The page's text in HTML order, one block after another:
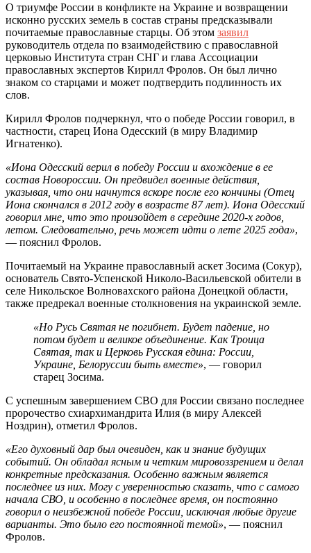
О триумфе России в конфликте на Украине и возвращении
исконно русских земель в состав страны предсказывали
почитаемые православные старцы. Об этом заявил
руководитель отдела по взаимодействию с православной
церковью Института стран СНГ и глава Ассоциации
православных экспертов Кирилл Фролов. Он был лично
знаком со старцами и может подтвердить подлинность их
слов.
Кирилл Фролов подчеркнул, что о победе России говорил, в
частности, старец Иона Одесский (в миру Владимир
Игнатенко).
«Иона Одесский верил в победу России и вхождение в ее
состав Новороссии. Он предвидел военные действия,
указывая, что они начнутся вскоре после его кончины (Отец
Иона скончался в 2012 году в возрасте 87 лет). Иона Одесский
говорил мне, что это произойдет в середине 2020-х годов,
летом. Следовательно, речь может идти о лете 2025 года»,
— пояснил Фролов.
Почитаемый на Украине православный аскет Зосима (Сокур),
основатель Свято-Успенской Николо-Васильевской обители в
селе Никольское Волновахского района Донецкой области,
также предрекал военные столкновения на украинской земле.
«Но Русь Святая не погибнет. Будет падение, но
потом будет и великое объединение. Как Троица
Святая, так и Церковь Русская едина: России,
Украине, Белоруссии быть вместе», — говорил
старец Зосима.
С успешным завершением СВО для России связано последнее
пророчество схиархимандрита Илия (в миру Алексей
Ноздрин), отметил Фролов.
«Его духовный дар был очевиден, как и знание будущих
событий. Он обладал ясным и четким мировоззрением и делал
конкретные предсказания. Особенно важным является
последнее из них. Могу с уверенностью сказать, что с самого
начала СВО, и особенно в последнее время, он постоянно
говорил о неизбежной победе России, исключая любые другие
варианты. Это было его постоянной темой», — пояснил
Фролов.